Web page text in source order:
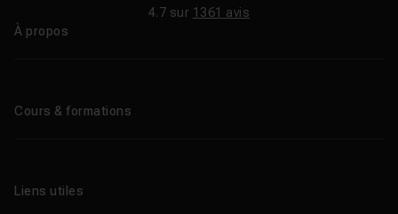
4.7 sur 1361 avis
À propos
Cours & formations
Formations certifiantes
Liens utiles